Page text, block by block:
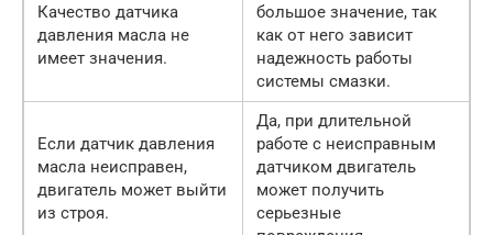
Качество датчика
давления масла не
имеет значения.
большое значение, так
как от него зависит
надежность работы
системы смазки.
Если датчик давления
масла неисправен,
двигатель может выйти
из строя.
Да, при длительной
работе с неисправным
датчиком двигатель
может получить
серьезные